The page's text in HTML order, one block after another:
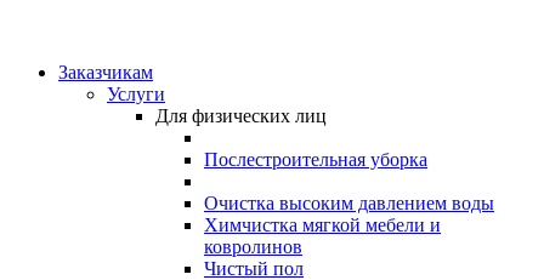
Заказчикам
Услуги
Для физических лиц
Послестроительная уборка
Очистка высоким давлением воды
Химчистка мягкой мебели и
ковролинов
Чистый пол